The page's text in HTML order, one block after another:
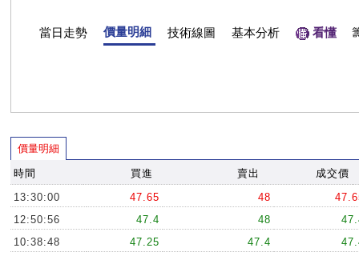
當日走勢 價量明細 技術線圖 基本分析 看懂
價量明細
時間 買進 賣出
成交價
13:30:00
47.65 48
12:50:56
47.4 48
10:38:48
47.25 47.4